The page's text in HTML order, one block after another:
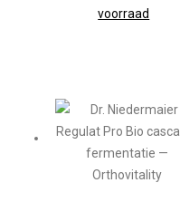
voorraad